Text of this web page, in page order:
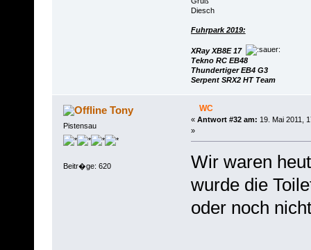
Diesch
Fuhrpark 2019:
XRay XB8E 17
Tekno RC EB48
Thundertiger EB4 G3
Serpent SRX2 HT Team
Tony
Pistensau
Beitr�ge: 620
WC
« Antwort #32 am: 19. Mai 2011,
»
Wir waren
wurde die
oder noch